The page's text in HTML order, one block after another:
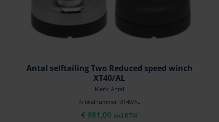
Antal selftailing Two Reduced speed winch
XT40/AL
Merk: Antal
Artikelnummer: XT40/AL
€ 981,00 incl BTW